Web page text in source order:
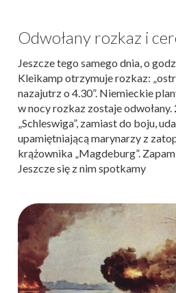
Odwołany rozkaz i
Jeszcze tego samego dnia, o
Kleikamp otrzymuje rozkaz:
nazajutrz o 4.30”. Niemieckie
w nocy rozkaz zostaje odwołany.
„Schleswiga”, zamiast do boju,
upamiętniającą marynarzy z
krążownika „Magdeburg”.
Jeszcze się z nim spotkamy